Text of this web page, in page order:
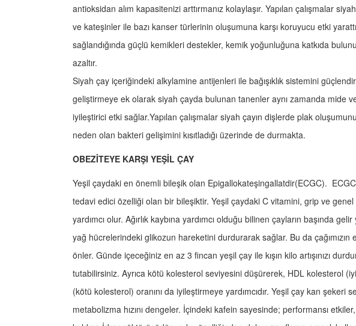
antioksidan alım kapasitenizi arttırmanız kolaylaşır. Yapılan çalışmalar
ve kateşinler ile bazı kanser türlerinin oluşumuna karşı koruyucu etki
sağlandığında güçlü kemikleri destekler, kemik yoğunluğuna katkıda
azaltır.
Siyah çay içeriğindeki alkylamine antijenleri ile bağışıklık sistemini
geliştirmeye ek olarak siyah çayda bulunan tanenler aynı zamanda mide
iyileştirici etki sağlar.Yapılan çalışmalar siyah çayın dişlerde plak
neden olan bakteri gelişimini kısıtladığı üzerinde de durmakta.
OBEZİTEYE KARŞI YEŞİL ÇAY
Yeşil çaydaki en önemli bileşik olan Epigallokateşingallatdir(ECGC).
tedavi edici özelliği olan bir bileşiktir. Yeşil çaydaki C vitamini, grip ve genel
yardımcı olur. Ağırlık kaybına yardımcı olduğu bilinen çayların başında
yağ hücrelerindeki glikozun hareketini durdurarak sağlar. Bu da çağımızın
önler. Günde içeceğiniz en az 3 fincan yeşil çay ile kışın kilo artışınızı
tutabilirsiniz. Ayrıca kötü kolesterol seviyesini düşürerek, HDL kolesterol
(kötü kolesterol) oranını da iyileştirmeye yardımcıdır. Yeşil çay kan şekeri
metabolizma hızını dengeler. İçindeki kafein sayesinde; performansı